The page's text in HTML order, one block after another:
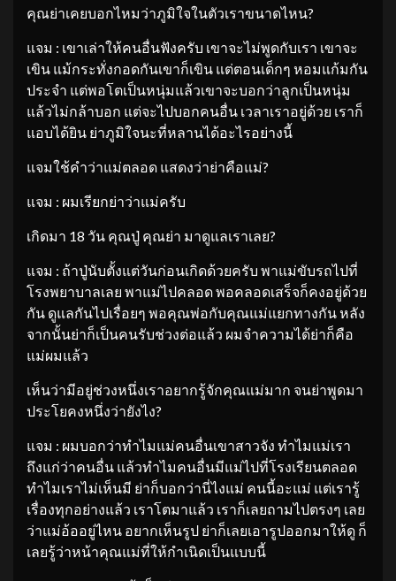
คุณย่าเคยบอกไหมว่าภูมิใจในตัวเราขนาดไหน?
แจม : เขาเล่าให้คนอื่นฟังครับ เขาจะไม่พูดกับเรา เขาจะ
เขิน แม้กระทั่งกอดกันเขาก็เขิน แต่ตอนเด็กๆ หอมแก้มกัน
ประจำ แต่พอโตเป็นหนุ่มแล้วเขาจะบอกว่าลูกเป็นหนุ่ม
แล้วไม่กล้าบอก แต่จะไปบอกคนอื่น เวลาเราอยู่ด้วย เราก็
แอบได้ยิน ย่าภูมิใจนะที่หลานได้อะไรอย่างนี้
แจมใช้คำว่าแม่ตลอด แสดงว่าย่าคือแม่?
แจม : ผมเรียกย่าว่าแม่ครับ
เกิดมา 18 วัน คุณปู่ คุณย่า มาดูแลเราเลย?
แจม : ถ้าปู่นับตั้งแต่วันก่อนเกิดด้วยครับ พาแม่ขับรถไปที่
โรงพยาบาลเลย พาแม่ไปคลอด พอคลอดเสร็จก็คงอยู่ด้วย
กัน ดูแลกันไปเรื่อยๆ พอคุณพ่อกับคุณแม่แยกทางกัน หลัง
จากนั้นย่าก็เป็นคนรับช่วงต่อแล้ว ผมจำความได้ย่าก็คือ
แม่ผมแล้ว
เห็นว่ามีอยู่ช่วงหนึ่งเราอยากรู้จักคุณแม่มาก จนย่าพูดมา
ประโยคงหนึ่งว่ายังไง?
แจม : ผมบอกว่าทำไมแม่คนอื่นเขาสาวจัง ทำไมแม่เรา
ถึงแก่ว่าคนอื่น แล้วทำไมคนอื่นมีแม่ไปที่โรงเรียนตลอด
ทำไมเราไม่เห็นมี ย่าก็บอกว่านี่ไงแม่ คนนี้อะแม่ แต่เรารู้
เรื่องทุกอย่างแล้ว เราโตมาแล้ว เราก็เลยถามไปตรงๆ เลย
ว่าแม่อ้ออยู่ไหน อยากเห็นรูป ย่าก็เลยเอารูปออกมาให้ดู ก็
เลยรู้ว่าหน้าคุณแม่ที่ให้กำเนิดเป็นแบบนี้